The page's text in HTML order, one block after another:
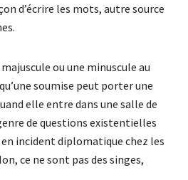
d’écrire les mots, autre source
ou une minuscule au
soumise peut porter une
elle entre dans une salle de
de questions existentielles
incident diplomatique chez les
ce ne sont pas des singes,